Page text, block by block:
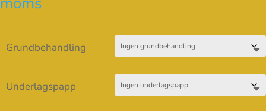
Grundbehandling
Underlagspapp